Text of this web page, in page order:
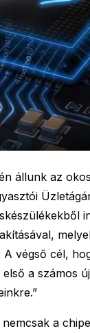
állunk az
végső cél,
a számos
a